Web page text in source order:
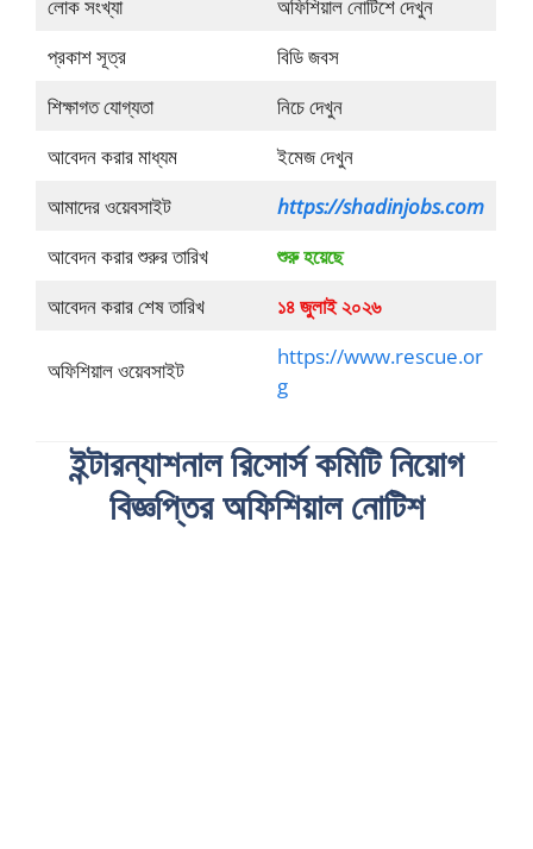
লোক সংখ্যা
অফিশিয়াল নোটিশে দেখুন
প্রকাশ সূত্র
বিডি জবস
শিক্ষাগত যোগ্যতা
নিচে দেখুন
আবেদন করার মাধ্যম
ইমেজ দেখুন
আমাদের ওয়েবসাইট
https://shadinjobs.com
আবেদন করার শুরুর তারিখ
শুরু হয়েছে
আবেদন করার শেষ তারিখ
১৪ জুলাই ২০২৬
অফিশিয়াল ওয়েবসাইট
https://www.rescue.or
g
ইন্টারন্যাশনাল রিসোর্স কমিটি নিয়োগ
বিজ্ঞপ্তির অফিশিয়াল নোটিশ